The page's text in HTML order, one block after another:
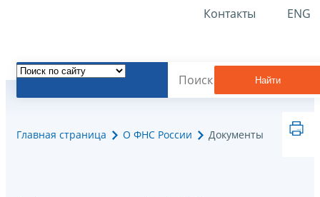
Контакты ENG
Найти
Главная страница О ФНС России Документы